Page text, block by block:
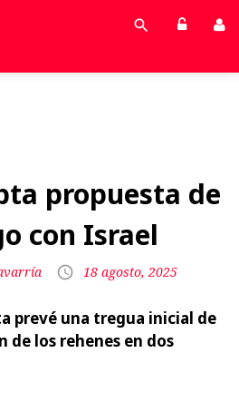
propuesta de
con Israel
18 agosto, 2025
prevé una tregua inicial de
de los rehenes en dos